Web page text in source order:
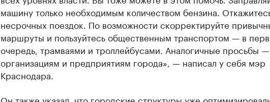
машину только необходимым количеством бензина.
несрочных поездок. По возможности скорректируйте
маршруты и пользуйтесь общественным транспортом — в
очередь, трамваями и троллейбусами. Аналогичные просьбы
организациям и предприятиям города», — написал у себя мэр
Краснодара.